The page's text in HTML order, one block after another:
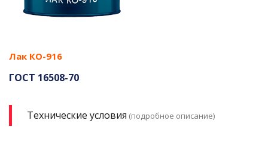
Лак КО-916
ГОСТ 16508-70
Технические условия (подробное описание)